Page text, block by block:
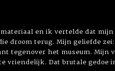
en ik vertelde dat
droom terug. Mijn geliefde
tegenover het museum. Mijn
vriendelijk. Dat brutale gedoe